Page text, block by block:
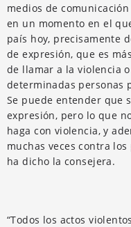
medios de
en un momento en el
país hoy, precisamente
de expresión, que es
de llamar a la violencia
determinadas personas
Se puede entender que
expresión, pero lo que
haga con violencia, y
muchas veces contra
ha dicho la consejera.
“Todos los actos